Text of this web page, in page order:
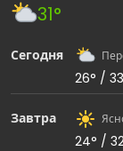
31°
Сегодня
26° /
Завтра
24° /